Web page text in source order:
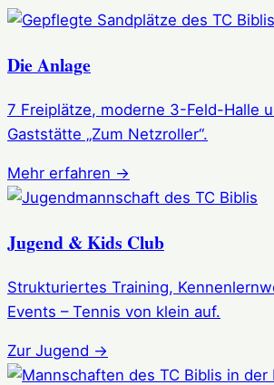
Die Anlage
7 Freiplätze, moderne 3-Feld-Halle
Gaststätte „Zum Netzroller“.
Mehr erfahren →
Jugend & Kids Club
Strukturiertes Training,
Events – Tennis von klein auf.
Zur Jugend →